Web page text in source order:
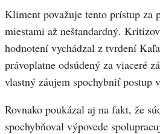
Kliment považuje tento prístup za
miestami až neštandardný.
hodnotení vychádzal z tvrdení
právoplatne odsúdený za viaceré
vlastný záujem spochybniť postup
Rovnako poukázal aj na fakt, že
spochybňoval výpovede